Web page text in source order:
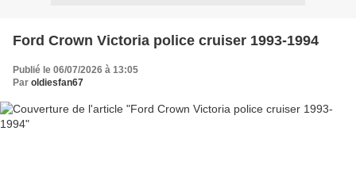
Ford Crown Victoria police cruiser 1993-1994
Publié le 06/07/2026 à 13:05
Par oldiesfan67